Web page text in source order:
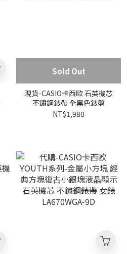
Sold Out
現貨-CASIO卡西歐 石英機芯
不鏽鋼錶帶 全黑色錶盤
NT$1,980